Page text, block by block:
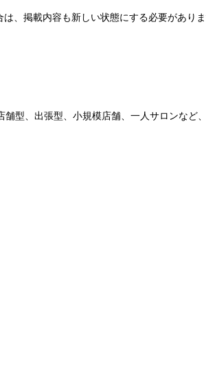
、掲載内容も新しい状態にする必要がありま
型、出張型、小規模店舗、一人サロンなど